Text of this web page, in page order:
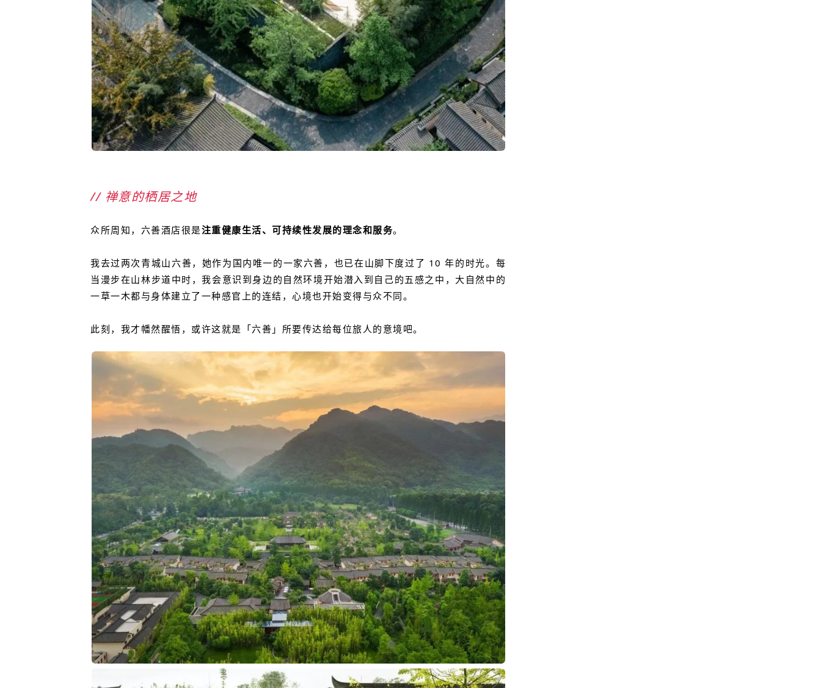
// 禅意的栖居之地
众所周知，六善酒店很是注重健康生活、可持续性发展的理念和服务。
我去过两次青城山六善，她作为国内唯一的一家六善，也已在山脚下度过了 10 年的时光。 每
当漫步在山林步道中时，我会意识到身边的自然环境开始潜入到自己的五感之中，大自然中的
一草一木都与身体建立了一种感官上的连结，心境也开始变得与众不同。
此刻，我才幡然醒悟，或许这就是「六善」所要传达给每位旅人的意境吧。